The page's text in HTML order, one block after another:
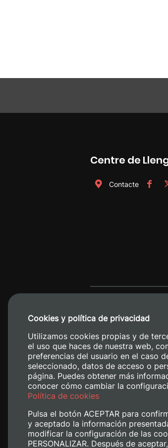
Centre de
Contacte
Cookies y política de privacidad
Utilizamos cookies propias y de
el uso que haces de nuestra web,
preferencias del usuario en el caso
seleccionado, datos de acceso o
página. Puedes obtener más
conocer cómo cambiar la
Política de cookies
Pulsa el botón ACEPTAR para
y aceptado la información
modificar la configuración de las
PERSONALIZAR. Después de